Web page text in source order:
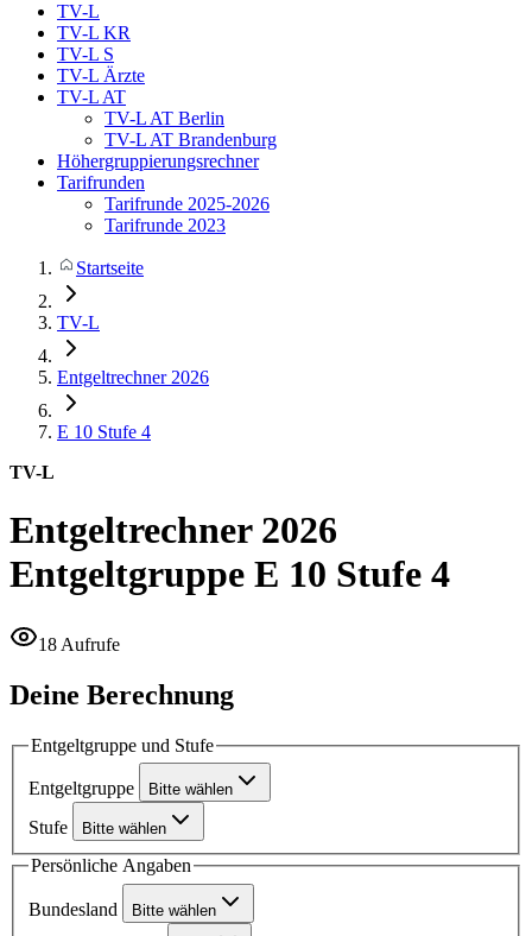
TV-L
TV-L KR
TV-L S
TV-L Ärzte
TV-L AT
TV-L AT Berlin
TV-L AT Brandenburg
Höhergruppierungsrechner
Tarifrunden
Tarifrunde 2025-2026
Tarifrunde 2023
Startseite
TV-L
Entgeltrechner 2026
E 10 Stufe 4
TV-L
Entgeltrechner 2026
Entgeltgruppe E 10 Stufe 4
18 Aufrufe
Deine Berechnung
Entgeltgruppe und Stufe
Entgeltgruppe Bitte wählen
Stufe Bitte wählen
Persönliche Angaben
Bundesland Bitte wählen